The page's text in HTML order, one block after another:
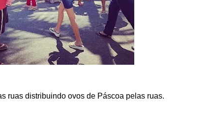
ruas distribuindo ovos de Páscoa pelas ruas.